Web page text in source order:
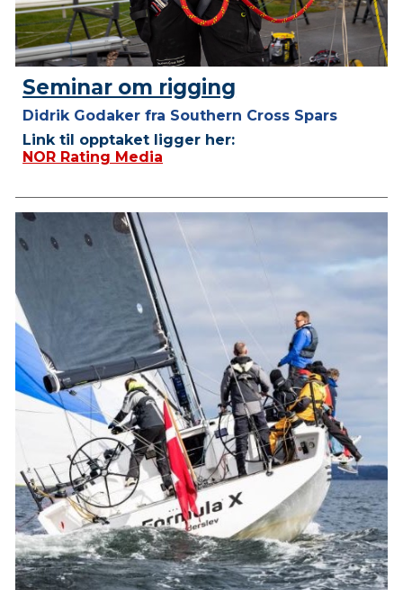
Seminar om rigging
Didrik Godaker fra Southern Cross Spars
Link til opptaket ligger her:
NOR Rating Media